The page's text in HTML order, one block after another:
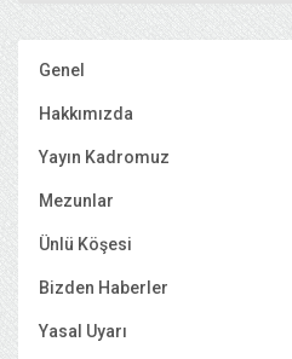
Genel
Hakkımızda
Yayın Kadromuz
Mezunlar
Ünlü Köşesi
Bizden Haberler
Yasal Uyarı